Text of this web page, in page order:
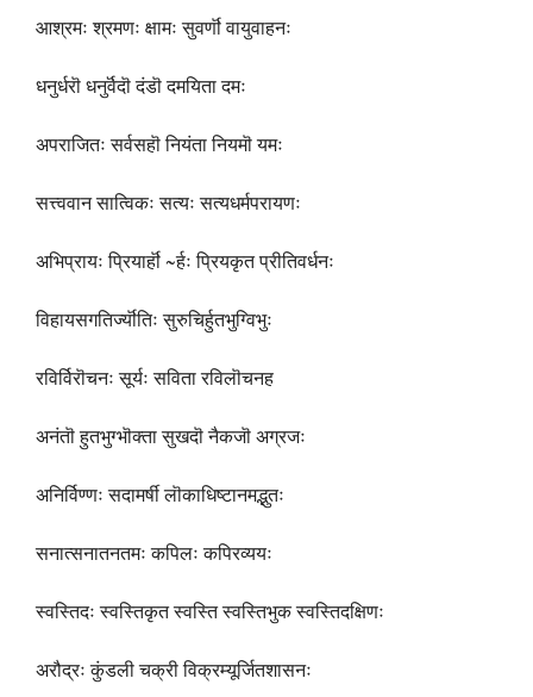
आश्रमः श्रमणः क्षामः सुवर्णॊ वायुवाहनः
धनुर्धरॊ धनुर्वॆदॊ दंडॊ दमयिता दमः
अपराजितः सर्वसहॊ नियंता नियमॊ यमः
सत्त्ववान सात्विकः सत्यः सत्यधर्मपरायणः
अभिप्रायः प्रियार्हॊ ~र्हः प्रियकृत प्रीतिवर्धनः
विहायसगतिर्ज्यॊतिः सुरुचिर्हुतभुग्विभुः
रविर्विरॊचनः सूर्यः सविता रविलॊचनह
अनंतॊ हुतभुग्भॊक्ता सुखदॊ नैकजॊ अग्रजः
अनिर्विण्णः सदामर्षी लॊकाधिष्टानमद्भुतः
सनात्सनातनतमः कपिलः कपिरव्ययः
स्वस्तिदः स्वस्तिकृत स्वस्ति स्वस्तिभुक स्वस्तिदक्षिणः
अरौद्रः कुंडली चक्री विक्रम्यूर्जितशासनः